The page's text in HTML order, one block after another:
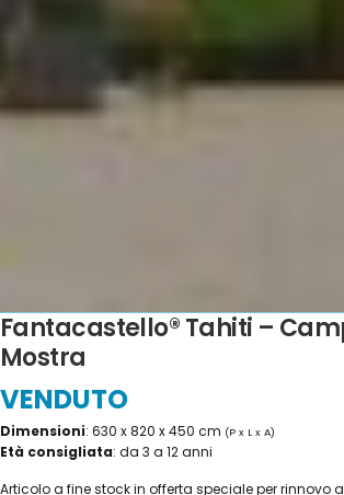
Fantacastello® Tahiti –
Mostra
VENDUTO
Dimensioni: 630 x 820 x 450 cm (P x L x A)
Età consigliata: da 3 a 12 anni
Articolo a fine stock in offerta speciale per rinnovo